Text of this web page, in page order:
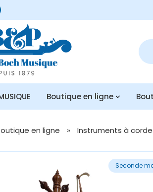
de
Boutique en ligne
en ligne » Instruments à
Seconde